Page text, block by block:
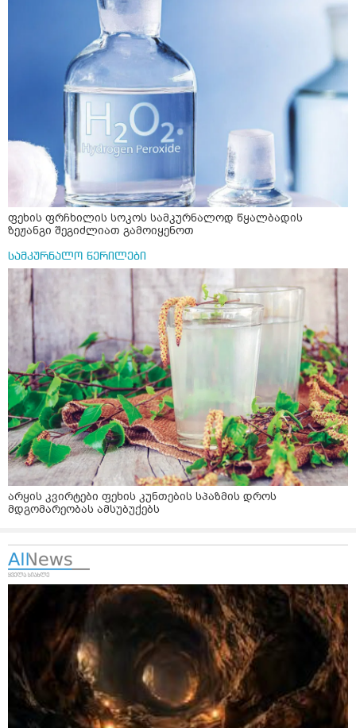
ფეხის ფრჩხილის სოკოს სამკურნალოდ წყალბადის
ზეჟანგი შეგიძლიათ გამოიყენოთ
სამკურნალო წერილები
არყის კვირტები ფეხის კუნთების სპაზმის დროს
მდგომარეობას ამსუბუქებს